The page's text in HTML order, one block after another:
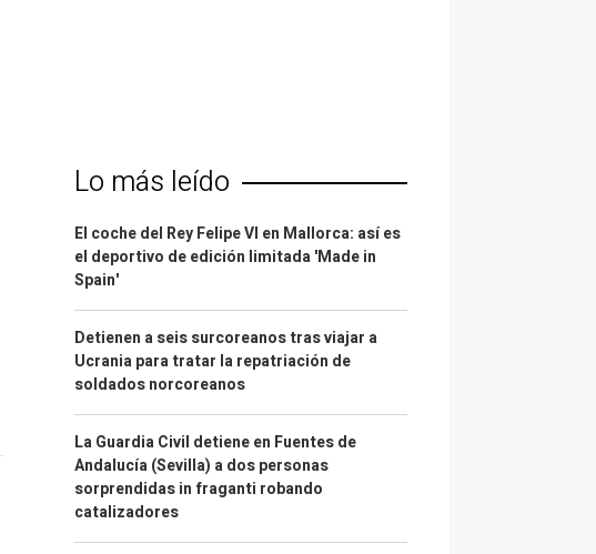
Lo más leído
El coche del Rey Felipe VI en Mallorca: así es
el deportivo de edición limitada 'Made in
Spain'
Detienen a seis surcoreanos tras viajar a
Ucrania para tratar la repatriación de
soldados norcoreanos
La Guardia Civil detiene en Fuentes de
Andalucía (Sevilla) a dos personas
sorprendidas in fraganti robando
catalizadores